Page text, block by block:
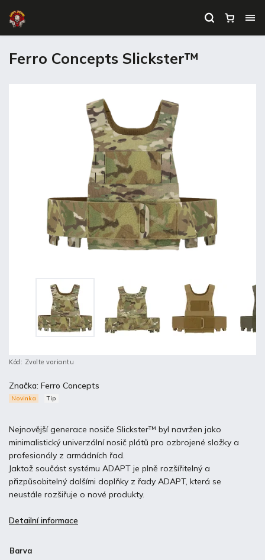
Ferro Concepts Slickster™
Kód: Zvolte variantu
Novinka Tip
Nejnovější generace nosiče Slickster™ byl navržen jako
minimalistický univerzální nosič plátů pro ozbrojené složky a
profesionály z armádních řad.
Jaktož součást systému ADAPT je plně rozšířitelný a
přizpůsobitelný dalšími doplňky z řady ADAPT, která se
neustále rozšiřuje o nové produkty.
Detailní informace
Značka: Ferro Concepts
Barva